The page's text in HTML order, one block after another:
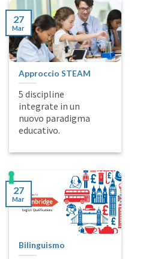
Approccio STEAM
5 discipline
integrate in un
nuovo paradigma
educativo.
27
Mar
Bilinguismo
27
Mar